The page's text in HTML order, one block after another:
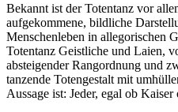
Bekannt ist der Totentanz vor
aufgekommene, bildliche
Menschenleben in allegorischen
Totentanz Geistliche und Laien,
absteigender Rangordnung und
tanzende Totengestalt mit
Aussage ist: Jeder, egal ob